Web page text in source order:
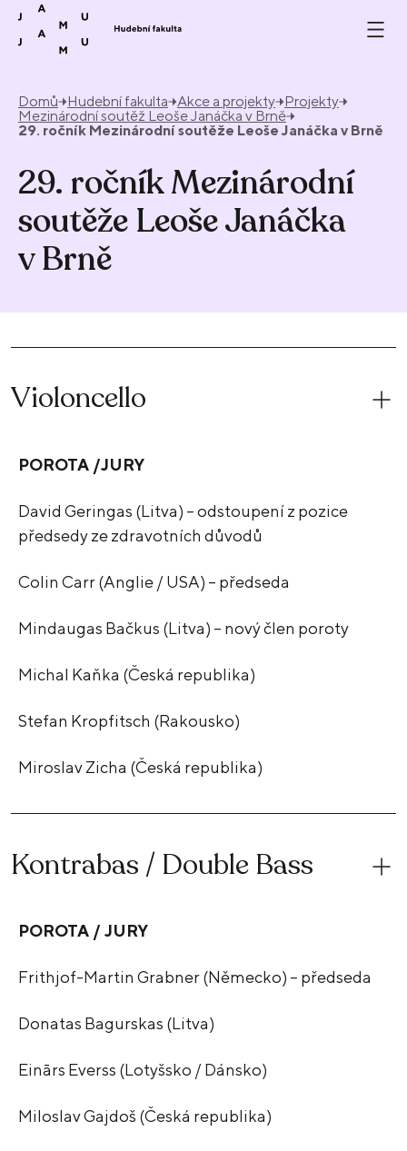
Přeskočit na obsah
Domů Hudební fakulta Akce a projekty Projekty
Mezinárodní soutěž Leoše Janáčka v Brně
29. ročník Mezinárodní soutěže Leoše Janáčka v Brně
29. ročník Mezinárodní
soutěže Leoše Janáčka
v Brně
Violoncello
POROTA /JURY
David Geringas (Litva) – odstoupení z pozice
předsedy ze zdravotních důvodů
Colin Carr (Anglie / USA) – předseda
Mindaugas Bačkus (Litva) – nový člen poroty
Michal Kaňka (Česká republika)
Stefan Kropfitsch (Rakousko)
Miroslav Zicha (Česká republika)
Kontrabas / Double Bass
POROTA / JURY
Frithjof-Martin Grabner (Německo) – předseda
Donatas Bagurskas (Litva)
Einārs Everss (Lotyšsko / Dánsko)
Miloslav Gajdoš (Česká republika)